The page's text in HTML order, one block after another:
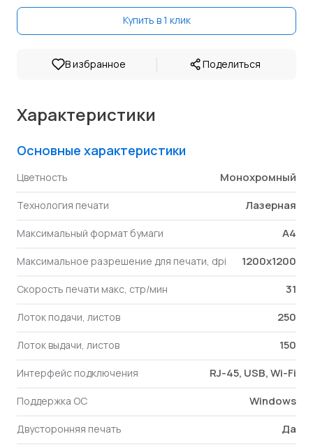
Купить в 1 клик
В избранное | Поделиться
Характеристики
Основные характеристики
Цветность Монохромный
Технология печати Лазерная
Максимальный формат бумаги A4
Максимальное разрешение для печати, dpi 1200x1200
Скорость печати макс, стр/мин 31
Лоток подачи, листов 250
Лоток выдачи, листов 150
Интерфейс подключения RJ-45, USB, Wi-Fi
Поддержка ОС Windows
Двусторонняя печать Да